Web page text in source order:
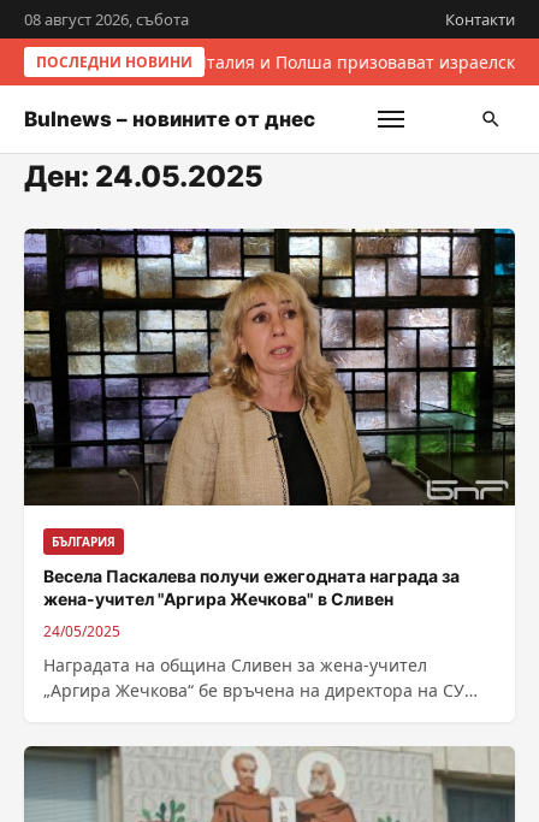
08 август 2026, събота Контакти
ПОСЛЕДНИ НОВИНИИталия и Полша призовават
Bulnews – новините от днес
Ден: 24.05.2025
БЪЛГАРИЯ
Весела Паскалева получи ежегодната награда за
жена-учител "Аргира Жечкова" в Сливен
24/05/2025
Наградата на община Сливен за жена-учител
„Аргира Жечкова“ бе връчена на директора на СУ
време...